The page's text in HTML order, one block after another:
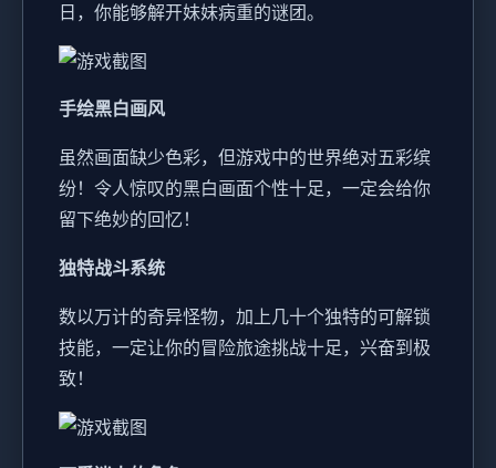
日，你能够解开妹妹病重的谜团。
手绘黑白画风
虽然画面缺少色彩，但游戏中的世界绝对五彩缤
纷！令人惊叹的黑白画面个性十足，一定会给你
留下绝妙的回忆！
独特战斗系统
数以万计的奇异怪物，加上几十个独特的可解锁
技能，一定让你的冒险旅途挑战十足，兴奋到极
致！